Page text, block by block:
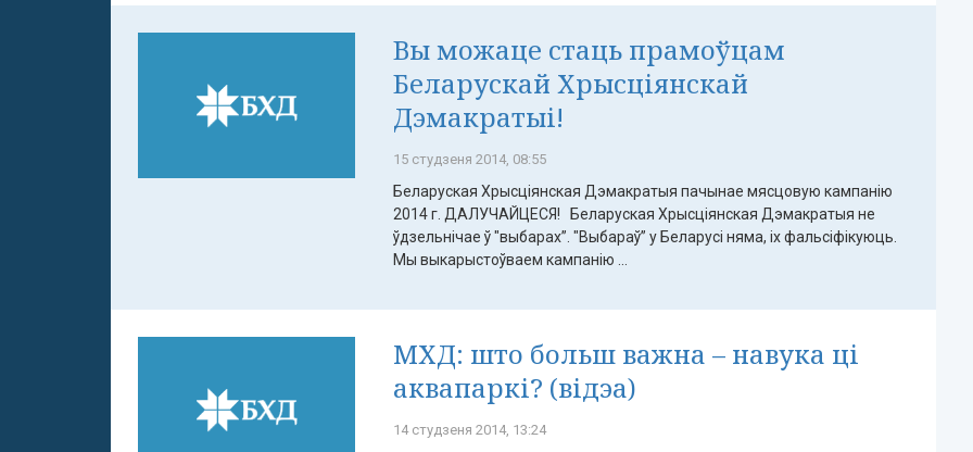
Вы можаце стаць прамоўцам
Беларускай Хрысціянскай
Дэмакратыі!
15 студзеня 2014, 08:55
Беларуская Хрысціянская Дэмакратыя пачынае мясцовую кампанію
2014 г. ДАЛУЧАЙЦЕСЯ! Беларуская Хрысціянская Дэмакратыя не
ўдзельнічае ў "выбарах”. "Выбараў” у Беларусі няма, іх фальсіфікуюць.
Мы выкарыстоўваем кампанію ...
МХД: што больш важна – навука ці
аквапаркі? (відэа)
14 студзеня 2014, 13:24